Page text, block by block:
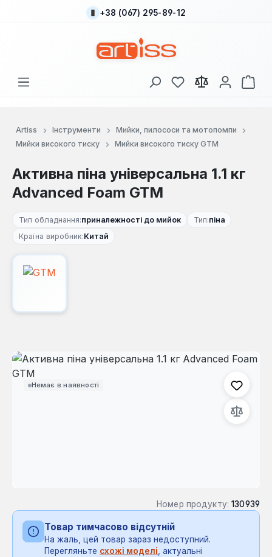
Перейти до основного вмісту
+38 (067) 295-89-12
У вас є 0 у списку
Artiss Інструменти
Мийки, пилососи та мотопомпи
Мийки високого тиску
Мийки високого тиску GTM
Активна піна універсальна 1.1 кг
Advanced Foam GTM
Тип обладнання:приналежності до мийок Тип:піна
Країна виробник:Китай
Немає в наявності
Пропустити галерею зображень
Номер продукту: 130939
Товар тимчасово відсутній
На жаль, цей товар зараз недоступний.
Перегляньте схожі моделі, актуальні